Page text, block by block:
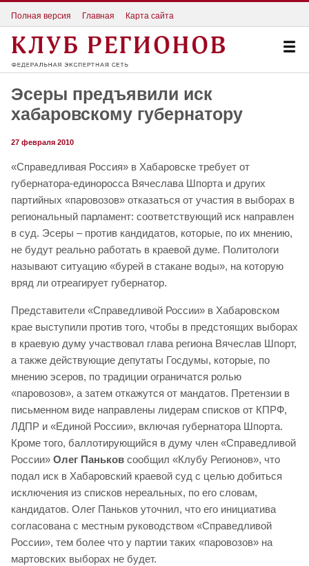
Полная версия Главная Карта сайта
Эсеры предъявили иск
хабаровскому губернатору
27 февраля 2010
«Справедливая Россия» в Хабаровске требует от
губернатора-единоросса Вячеслава Шпорта и других
партийных «паровозов» отказаться от участия в выборах в
региональный парламент: соответствующий иск направлен
в суд. Эсеры – против кандидатов, которые, по их мнению,
не будут реально работать в краевой думе. Политологи
называют ситуацию «бурей в стакане воды», на которую
вряд ли отреагирует губернатор.
Представители «Справедливой России» в Хабаровском
крае выступили против того, чтобы в предстоящих выборах
в краевую думу участвовал глава региона Вячеслав Шпорт,
а также действующие депутаты Госдумы, которые, по
мнению эсеров, по традиции ограничатся ролью
«паровозов», а затем откажутся от мандатов. Претензии в
письменном виде направлены лидерам списков от КПРФ,
ЛДПР и «Единой России», включая губернатора Шпорта.
Кроме того, баллотирующийся в думу член «Справедливой
России» Олег Паньков сообщил «Клубу Регионов», что
подал иск в Хабаровский краевой суд с целью добиться
исключения из списков нереальных, по его словам,
кандидатов. Олег Паньков уточнил, что его инициатива
согласована с местным руководством «Справедливой
России», тем более что у партии таких «паровозов» на
мартовских выборах не будет.